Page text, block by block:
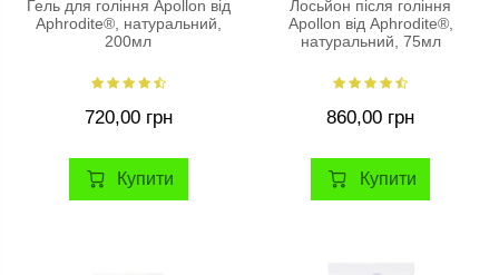
Гель для гоління Apollon від
Aphrodite®, натуральний,
200мл
720,00 грн
Купити
Лосьйон після гоління
Apollon від Aphrodite®,
натуральний, 75мл
860,00 грн
Купити